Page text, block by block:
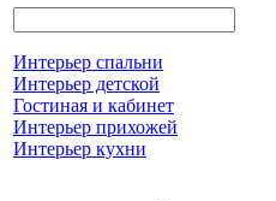
Интерьер спальни
Интерьер детской
Гостиная и кабинет
Интерьер прихожей
Интерьер кухни